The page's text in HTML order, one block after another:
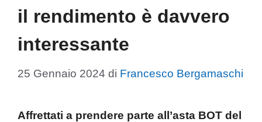
il rendimento è davvero
interessante
25 Gennaio 2024 di Francesco Bergamaschi
Affrettati a prendere parte all’asta BOT del